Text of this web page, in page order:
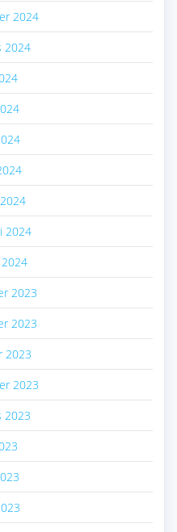
2024
2024
2024
2024
2023
2023
2023
2023
2023